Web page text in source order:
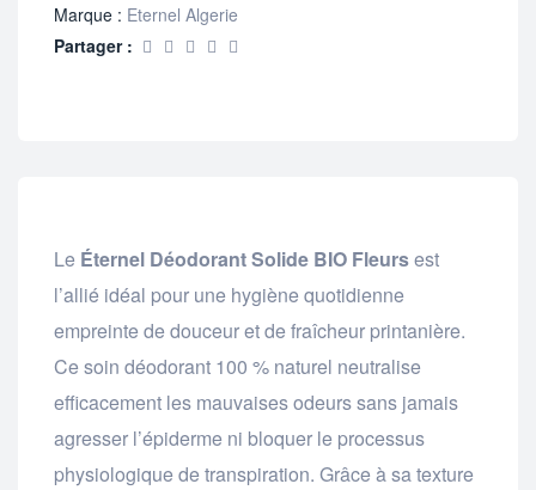
Marque : Eternel Algerie
Partager :
Le Éternel Déodorant Solide BIO Fleursest
l’allié idéal pour une hygiène quotidienne
empreinte de douceur et de fraîcheur printanière.
Ce soin déodorant 100 % naturel neutralise
efficacement les mauvaises odeurs sans jamais
agresser l’épiderme ni bloquer le processus
physiologique de transpiration. Grâce à sa texture